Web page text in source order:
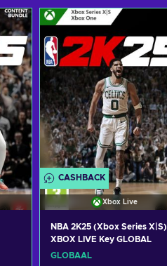
CASHBACK
Xbox Live
NBA 2K25 (Xbox Series X|S)
XBOX LIVE Key GLOBAL
GLOBAAL